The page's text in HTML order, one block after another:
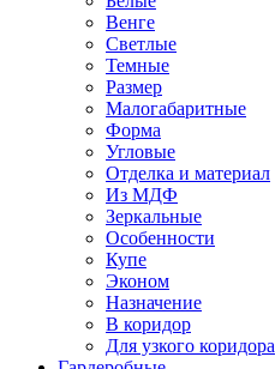
Венге
Светлые
Темные
Размер
Малогабаритные
Форма
Угловые
Отделка и материал
Из МДФ
Зеркальные
Особенности
Купе
Эконом
Назначение
В коридор
Для узкого коридора